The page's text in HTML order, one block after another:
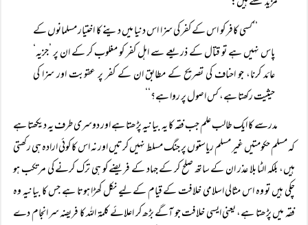
’’کسی کافر کو اس کے کفر کی سزا اس دنیا میں دینے کا اختیار مسلمانوں کے
پاس نہیں ہے تو قتال کے ذریعے سے اہل کفر کو مغلوب کر کے ان پر ’جزیہ‘
عائد کرنا، جو احناف کی تصریح کے مطابق ان کے کفر پر عقوبت اور سزا کی
حیثیت رکھتا ہے، کس اصول پر روا ہے؟‘‘
مدرسے کا ایک طالب علم جب فقہ کا یہ بیانیہ پڑھتا ہے اور دوسری طرف یہ دیکھتا ہے
کہ مسلم حکومتیں غیر مسلم ریاستوں پر جنگ مسلط نہیں کرتیں اور نہ اس کا کوئی ارادہ ہی رکھتی
ہیں، بلکہ الٹا بلا عذر ان کے ساتھ صلح کر کے جہاد کے فریضے کو ہی ترک کرنے کی مرتکب ہو
چکی ہیں تو وہ اس مثالی اسلامی خلافت کے قیام کے لیے نکل کھڑا ہوتا ہے جس کا بیانیہ وہ
فقہ میں پڑھتا ہے، یعنی ایسی خلافت جو آگے بڑھ کر اعلائے کلمۃ اللہ کا فریضہ سر انجام دے